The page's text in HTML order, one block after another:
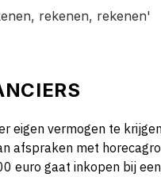
rekenen, rekenen'
eigen vermogen te
afspraken met
euro gaat inkopen bij